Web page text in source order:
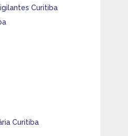
Curitiba
Curitiba